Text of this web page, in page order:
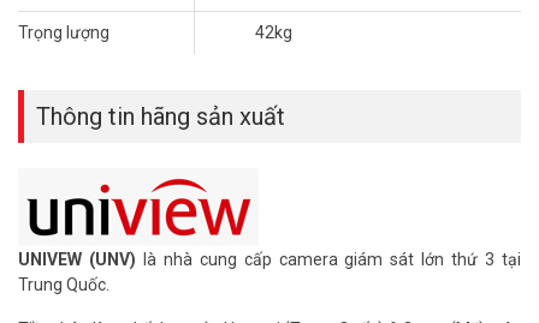
Trọng lượng 42kg
Thông tin hãng sản xuất
UNIVEW (UNV) là nhà cung cấp camera giám sát lớn thứ 3 tại
Trung Quốc.